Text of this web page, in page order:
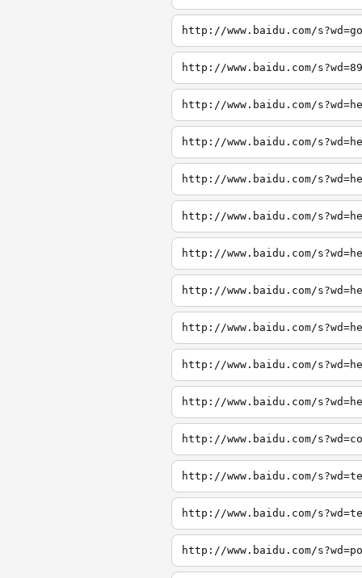
http://www.baidu.com/
http://www.baidu.com/
http://www.baidu.com/
http://www.baidu.com/
http://www.baidu.com/
http://www.baidu.com/
http://www.baidu.com/
http://www.baidu.com/
http://www.baidu.com/
http://www.baidu.com/
http://www.baidu.com/
http://www.baidu.com/
http://www.baidu.com/
http://www.baidu.com/
http://www.baidu.com/